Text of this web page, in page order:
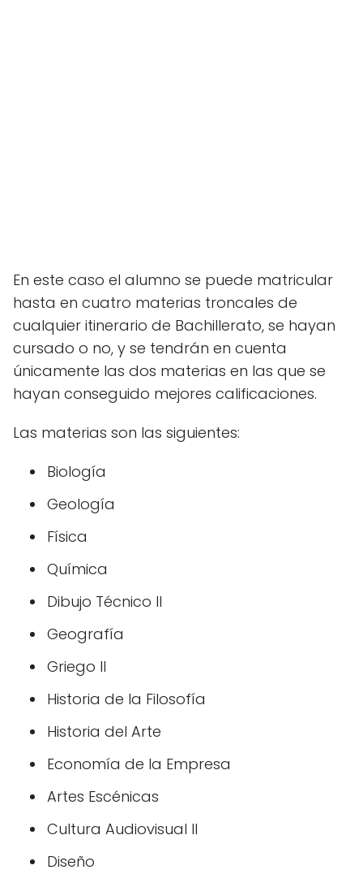
En este caso el alumno se puede matricular
hasta en cuatro materias troncales de
cualquier itinerario de Bachillerato, se hayan
cursado o no, y se tendrán en cuenta
únicamente las dos materias en las que se
hayan conseguido mejores calificaciones.
Las materias son las siguientes:
Biología
Geología
Física
Química
Dibujo Técnico II
Geografía
Griego II
Historia de la Filosofía
Historia del Arte
Economía de la Empresa
Artes Escénicas
Cultura Audiovisual II
Diseño